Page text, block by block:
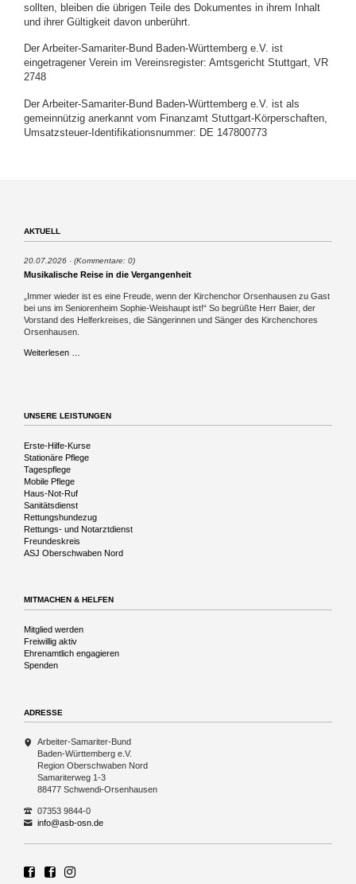
sollten, bleiben die übrigen Teile des Dokumentes in ihrem Inhalt
und ihrer Gültigkeit davon unberührt.
Der Arbeiter-Samariter-Bund Baden-Württemberg e.V. ist
eingetragener Verein im Vereinsregister: Amtsgericht Stuttgart, VR
2748
Der Arbeiter-Samariter-Bund Baden-Württemberg e.V. ist als
gemeinnützig anerkannt vom Finanzamt Stuttgart-Körperschaften,
Umsatzsteuer-Identifikationsnummer: DE 147800773
AKTUELL
20.07.2026 (Kommentare: 0)
Musikalische Reise in die Vergangenheit
„Immer wieder ist es eine Freude, wenn der Kirchenchor Orsenhausen zu Gast
bei uns im Seniorenheim Sophie-Weishaupt ist!“ So begrüßte Herr Baier, der
Vorstand des Helferkreises, die Sängerinnen und Sänger des Kirchenchores
Orsenhausen.
Weiterlesen …
UNSERE LEISTUNGEN
Navigation
überspringen
Erste-Hilfe-Kurse
Stationäre Pflege
Tagespflege
Mobile Pflege
Haus-Not-Ruf
Sanitätsdienst
Rettungshundezug
Rettungs- und Notarztdienst
Freundeskreis
ASJ Oberschwaben Nord
MITMACHEN & HELFEN
Navigation
überspringen
Mitglied werden
Freiwillig aktiv
Ehrenamtlich engagieren
Spenden
ADRESSE
Arbeiter-Samariter-Bund
Baden-Württemberg e.V.
Region Oberschwaben Nord
Samariterweg 1-3
88477 Schwendi-Orsenhausen
07353 9844-0
info@asb-osn.de
ASB Region Oberschwaben Nord
ASB Rettungshundezug Region Oberschwaben Nord